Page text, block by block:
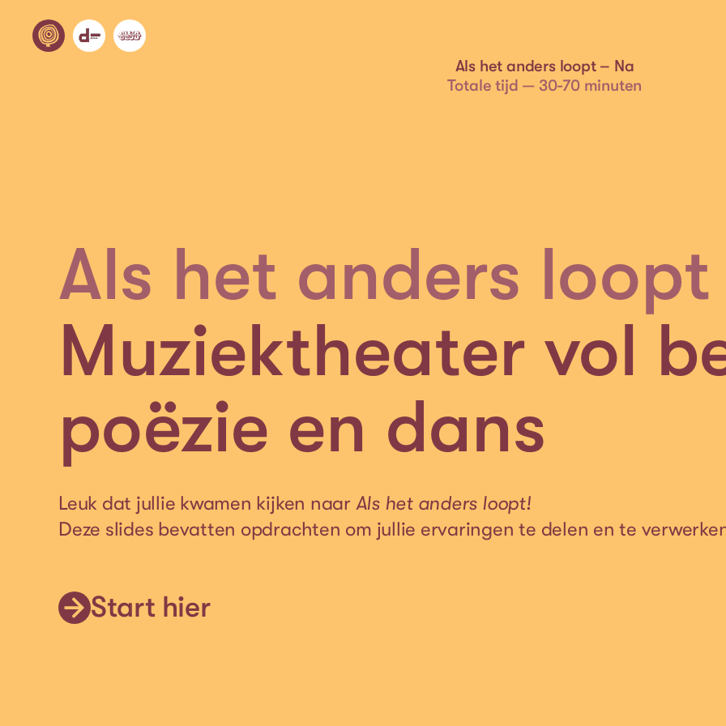
Als het anders loopt – Na
Totale tijd — 30-70 minuten
Als het anders loopt
Muziektheater vol
poëzie en dans
Leuk dat jullie kwamen kijken naar Als het anders loopt!
Deze slides bevatten opdrachten om jullie ervaringen te delen en te
Start hier